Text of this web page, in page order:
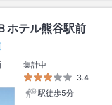
ホテル熊谷駅前
集計中
3.4
駅徒歩5分